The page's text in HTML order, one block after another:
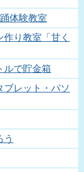
体験教室
り教室「甘く
で貯金箱
レット・パソ
う